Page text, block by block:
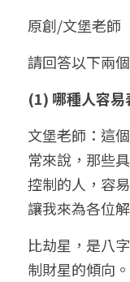
站長精選
臉書生活
好書推廌
陽宅視頻
線上直播
自我挑戰
八字進階班
八字中階班
八字高階班
五人實戰班
五行計算初
五行計算高
團隊訓練營
《十神高階
科學八字推
八字批命
小兒命名
科學八字推
科學八字推
科學八字推
科學八字輕
輕鬆學會科
與我預約
批命預約
上課預約
常見問題
FB粉絲頁
登錄/註冊
搜索
繁體中文
繁體中文
原創/文堡老師
請回答以下兩
(1) 哪種人容易
文堡老師：這
常來說，那些
控制的人，容
讓我來為各位
比劫星，是八
制財星的傾向